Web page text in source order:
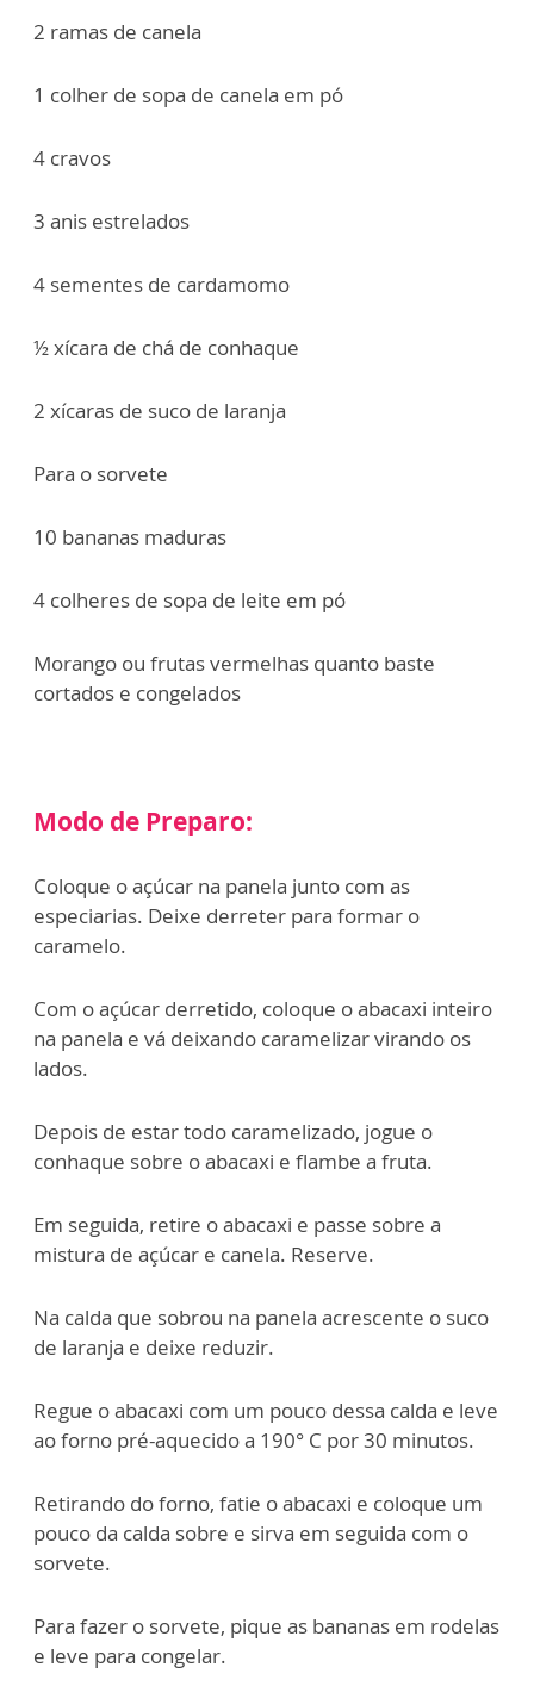
2 ramas de canela
1 colher de sopa de canela em pó
4 cravos
3 anis estrelados
4 sementes de cardamomo
½ xícara de chá de conhaque
2 xícaras de suco de laranja
Para o sorvete
10 bananas maduras
4 colheres de sopa de leite em pó
Morango ou frutas vermelhas quanto baste
cortados e congelados
Modo de Preparo:
Coloque o açúcar na panela junto com as
especiarias. Deixe derreter para formar o
caramelo.
Com o açúcar derretido, coloque o abacaxi inteiro
na panela e vá deixando caramelizar virando os
lados.
Depois de estar todo caramelizado, jogue o
conhaque sobre o abacaxi e flambe a fruta.
Em seguida, retire o abacaxi e passe sobre a
mistura de açúcar e canela. Reserve.
Na calda que sobrou na panela acrescente o suco
de laranja e deixe reduzir.
Regue o abacaxi com um pouco dessa calda e leve
ao forno pré-aquecido a 190° C por 30 minutos.
Retirando do forno, fatie o abacaxi e coloque um
pouco da calda sobre e sirva em seguida com o
sorvete.
Para fazer o sorvete, pique as bananas em rodelas
e leve para congelar.